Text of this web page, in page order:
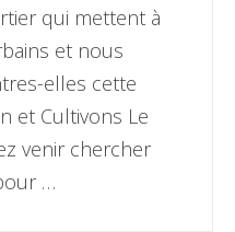
qui mettent à
et nous
elles cette
et Cultivons Le
venir chercher
…